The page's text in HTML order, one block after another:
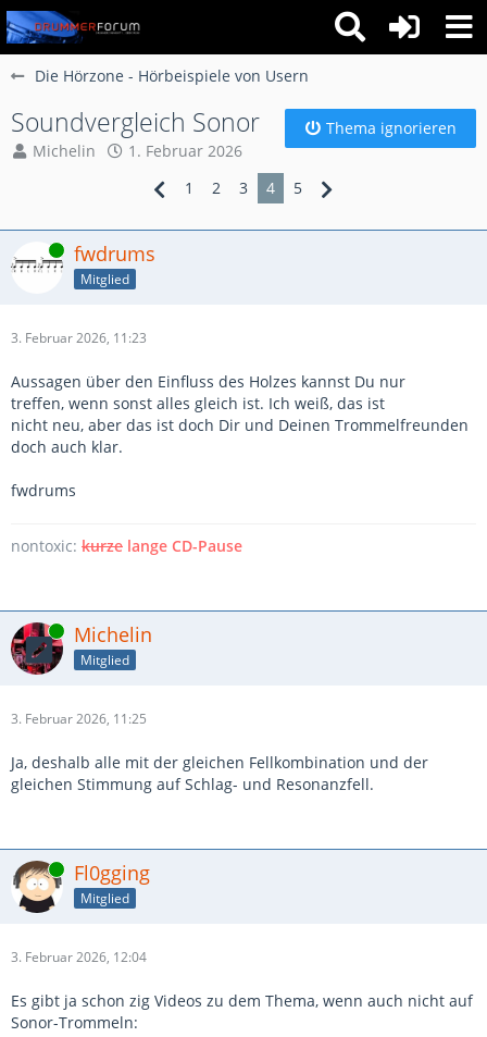
Die Hörzone - Hörbeispiele von Usern
Soundvergleich Sonor
Michelin 1. Februar 2026
Thema ignorieren
1 2 3 4 5
Online fwdrums
Mitglied
3. Februar 2026, 11:23
Aussagen über den Einfluss des Holzes kannst Du nur
treffen, wenn sonst alles gleich ist. Ich weiß, das ist
nicht neu, aber das ist doch Dir und Deinen Trommelfreunden
doch auch klar.
fwdrums
nontoxic: kurze lange CD-Pause
Online Michelin
Mitglied
3. Februar 2026, 11:25
Ja, deshalb alle mit der gleichen Fellkombination und der
gleichen Stimmung auf Schlag- und Resonanzfell.
Online Fl0gging
Mitglied
3. Februar 2026, 12:04
Es gibt ja schon zig Videos zu dem Thema, wenn auch nicht auf
Sonor-Trommeln: